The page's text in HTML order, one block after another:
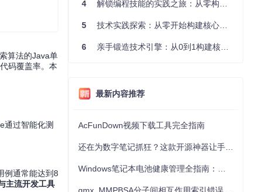
算法的Java单
码覆盖率。本
通过智能化测
例通常能达到8
主流开发工具
4 解锁编程技能的实践之旅：从零构建你的技术世界
5 技术实践探索：从零开始构建核心系统的实践指南
6 亲手锻造技术引擎：从0到1构建核心系统的实践指南
最新内容推荐
AcFunDown视频下载工具完全指南